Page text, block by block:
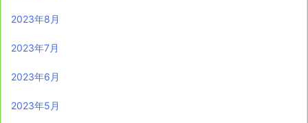
2023年8月
2023年7月
2023年6月
2023年5月